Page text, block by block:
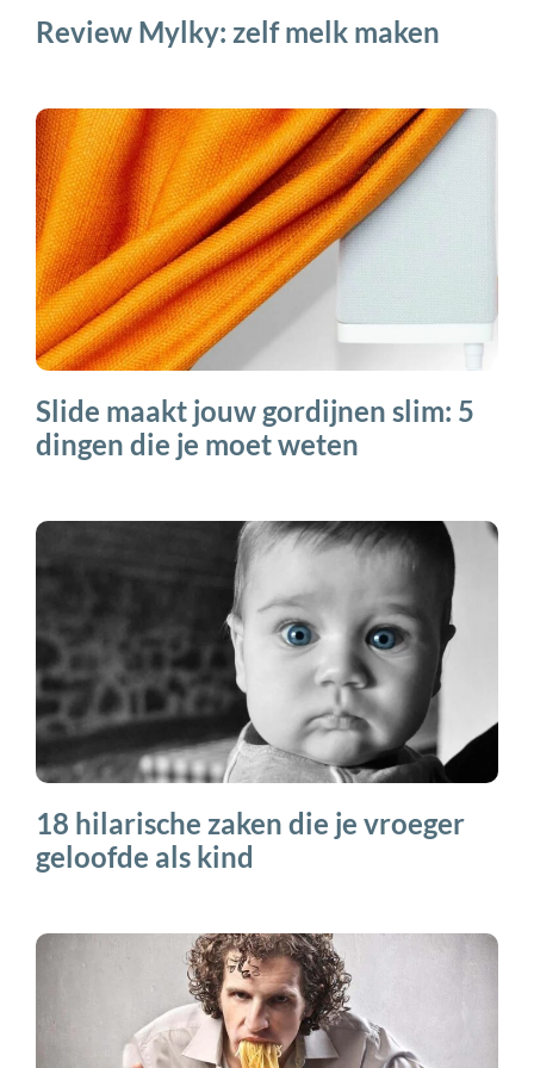
Review Mylky: zelf melk maken
Slide maakt jouw gordijnen slim: 5
dingen die je moet weten
18 hilarische zaken die je vroeger
geloofde als kind